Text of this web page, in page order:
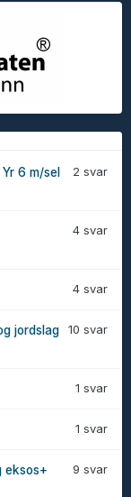
2 svar
6 m/sel
4 svar
4 svar
10 svar
jordslag
1 svar
1 svar
9 svar
eksos+